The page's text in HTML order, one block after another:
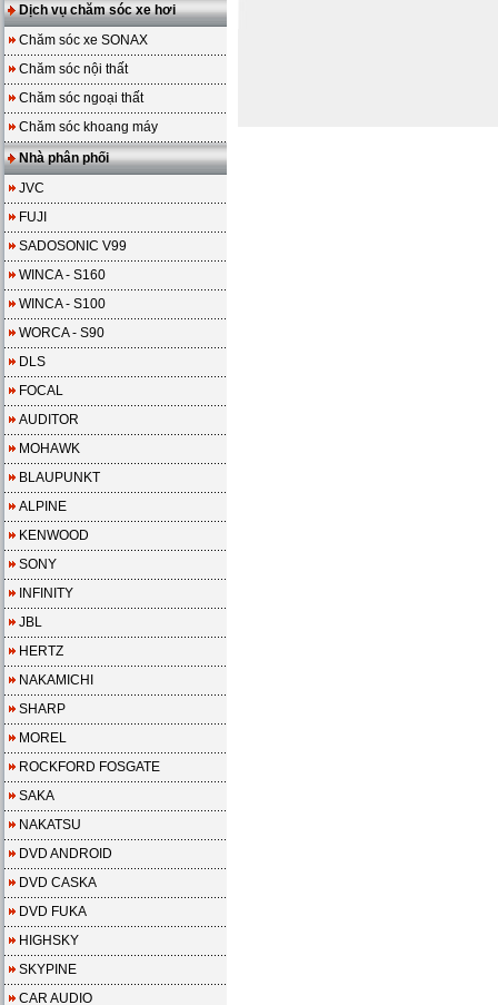
Dịch vụ chăm sóc xe hơi
Chăm sóc xe SONAX
Chăm sóc nội thất
Chăm sóc ngoại thất
Chăm sóc khoang máy
Nhà phân phối
JVC
FUJI
SADOSONIC V99
WINCA - S160
WINCA - S100
WORCA - S90
DLS
FOCAL
AUDITOR
MOHAWK
BLAUPUNKT
ALPINE
KENWOOD
SONY
INFINITY
JBL
HERTZ
NAKAMICHI
SHARP
MOREL
ROCKFORD FOSGATE
SAKA
NAKATSU
DVD ANDROID
DVD CASKA
DVD FUKA
HIGHSKY
SKYPINE
CAR AUDIO